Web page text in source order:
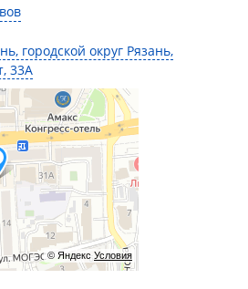
городской округ Рязань,
33А
© Яндекс Условия